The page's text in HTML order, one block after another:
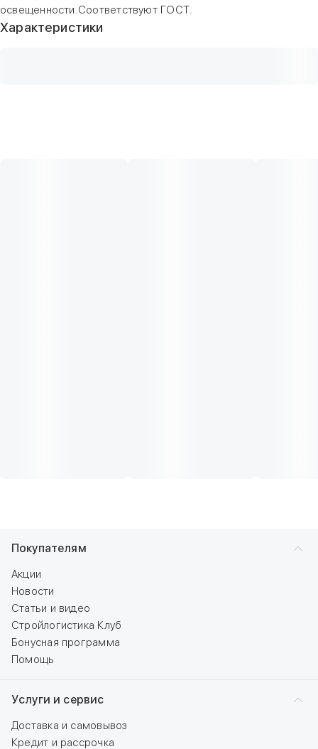
освещенности.Соответствуют ГОСТ.
Характеристики
Покупателям
Акции
Новости
Статьи и видео
Стройлогистика Клуб
Бонусная программа
Помощь
Услуги и сервис
Доставка и самовывоз
Кредит и рассрочка